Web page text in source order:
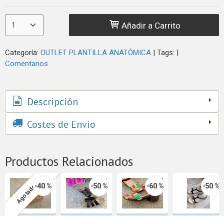
Añadir a Carrito
Categoría: OUTLET PLANTILLA ANATÓMICA | Tags: |
Comentarios
Descripción
Costes de Envío
Productos Relacionados
Agotado-40 % -50 % -60 % -50 %